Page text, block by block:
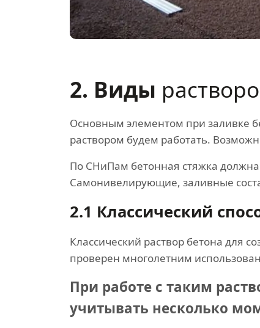
2. Виды
Основным элементом при заливке
раствором будем работать.
По СНиПам бетонная стяжка
Самонивелирующие, заливные
2.1 Классический
Классический раствор бетона для
проверен многолетним
При работе с таким
учитывать несколько